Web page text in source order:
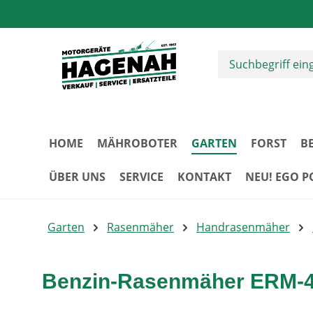
HOME MÄHROBOTER GARTEN FORST
ÜBER UNS SERVICE KONTAKT NEU! EGO
Garten Rasenmäher Handrasenmäher
Benzin-Rasenmäher ERM-